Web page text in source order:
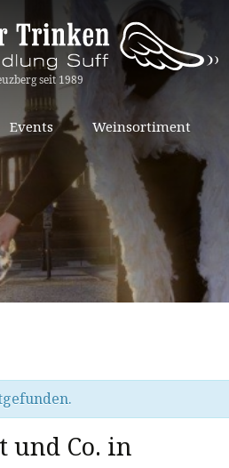
Springe
zum
Inhalt
Events Weinsortiment
und Co. in